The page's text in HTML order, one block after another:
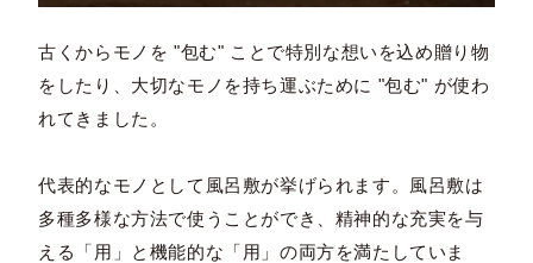
古くからモノを "包む" ことで特別な想いを込め贈り物
をしたり、大切なモノを持ち運ぶために "包む" が使わ
れてきました。
代表的なモノとして風呂敷が挙げられます。風呂敷は
多種多様な方法で使うことができ、精神的な充実を与
える「用」と機能的な「用」の両方を満たしていま